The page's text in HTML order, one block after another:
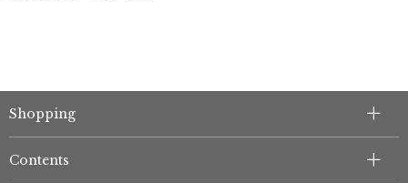
Shopping
Contents